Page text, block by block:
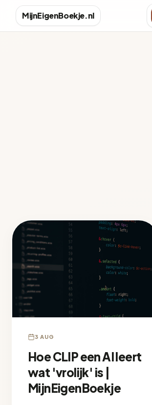
MijnEigenBoekje.nl
3 AUG
Hoe CLIP een AI leert
wat 'vrolijk' is |
MijnEigenBoekje